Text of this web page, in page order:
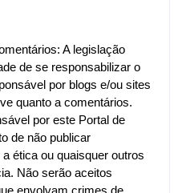
A legislação
de se responsabilizar o
por blogs e/ou sites
quanto a comentários.
por este Portal de
de não publicar
ética ou quaisquer outros
Não serão aceitos
envolvam crimes de